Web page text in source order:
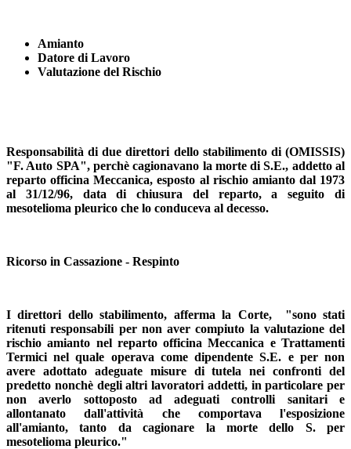
Amianto
Datore di Lavoro
Valutazione del Rischio
Responsabilità di due direttori dello stabilimento di (OMISSIS)
"F. Auto SPA", perchè cagionavano la morte di S.E., addetto al
reparto officina Meccanica, esposto al rischio amianto dal 1973
al 31/12/96, data di chiusura del reparto, a seguito di
mesotelioma pleurico che lo conduceva al decesso.
Ricorso in Cassazione - Respinto
I direttori dello stabilimento, afferma la Corte, "sono stati
ritenuti responsabili per non aver compiuto la valutazione del
rischio amianto nel reparto officina Meccanica e Trattamenti
Termici nel quale operava come dipendente S.E. e per non
avere adottato adeguate misure di tutela nei confronti del
predetto nonchè degli altri lavoratori addetti, in particolare per
non averlo sottoposto ad adeguati controlli sanitari e
allontanato dall'attività che comportava l'esposizione
all'amianto, tanto da cagionare la morte dello S. per
mesotelioma pleurico."